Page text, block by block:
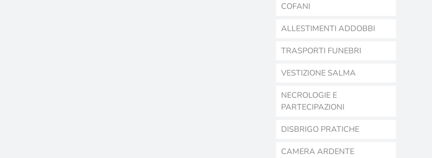
COFANI
ALLESTIMENTI ADDOBBI
TRASPORTI FUNEBRI
VESTIZIONE SALMA
NECROLOGIE E
PARTECIPAZIONI
DISBRIGO PRATICHE
CAMERA ARDENTE